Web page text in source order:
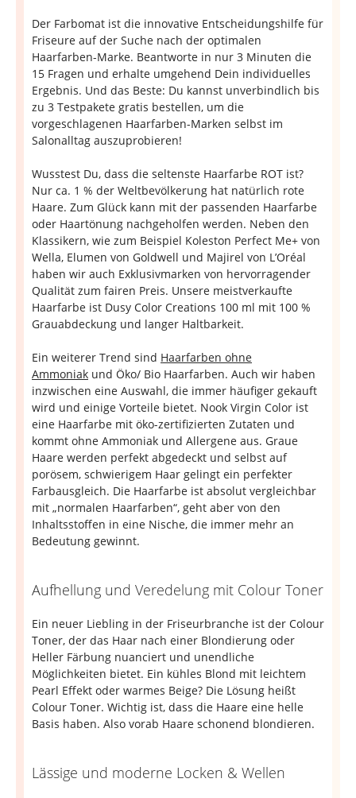
Der Farbomat ist die innovative Entscheidungshilfe für
Friseure auf der Suche nach der optimalen
Haarfarben-Marke. Beantworte in nur 3 Minuten die
15 Fragen und erhalte umgehend Dein individuelles
Ergebnis. Und das Beste: Du kannst unverbindlich bis
zu 3 Testpakete gratis bestellen, um die
vorgeschlagenen Haarfarben-Marken selbst im
Salonalltag auszuprobieren!
Wusstest Du, dass die seltenste Haarfarbe ROT ist?
Nur ca. 1 % der Weltbevölkerung hat natürlich rote
Haare. Zum Glück kann mit der passenden Haarfarbe
oder Haartönung nachgeholfen werden. Neben den
Klassikern, wie zum Beispiel Koleston Perfect Me+ von
Wella, Elumen von Goldwell und Majirel von L’Oréal
haben wir auch Exklusivmarken von hervorragender
Qualität zum fairen Preis. Unsere meistverkaufte
Haarfarbe ist Dusy Color Creations 100 ml mit 100 %
Grauabdeckung und langer Haltbarkeit.
Ein weiterer Trend sind Haarfarben ohne
Ammoniak und Öko/ Bio Haarfarben. Auch wir haben
inzwischen eine Auswahl, die immer häufiger gekauft
wird und einige Vorteile bietet. Nook Virgin Color ist
eine Haarfarbe mit öko-zertifizierten Zutaten und
kommt ohne Ammoniak und Allergene aus. Graue
Haare werden perfekt abgedeckt und selbst auf
porösem, schwierigem Haar gelingt ein perfekter
Farbausgleich. Die Haarfarbe ist absolut vergleichbar
mit „normalen Haarfarben“, geht aber von den
Inhaltsstoffen in eine Nische, die immer mehr an
Bedeutung gewinnt.
Aufhellung und Veredelung mit Colour Toner
Ein neuer Liebling in der Friseurbranche ist der Colour
Toner, der das Haar nach einer Blondierung oder
Heller Färbung nuanciert und unendliche
Möglichkeiten bietet. Ein kühles Blond mit leichtem
Pearl Effekt oder warmes Beige? Die Lösung heißt
Colour Toner. Wichtig ist, dass die Haare eine helle
Basis haben. Also vorab Haare schonend blondieren.
Lässige und moderne Locken & Wellen